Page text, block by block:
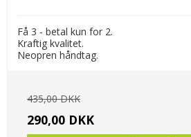
Få 3 - betal kun for 2.
Kraftig kvalitet.
Neopren håndtag.
435,00 DKK
290,00 DKK